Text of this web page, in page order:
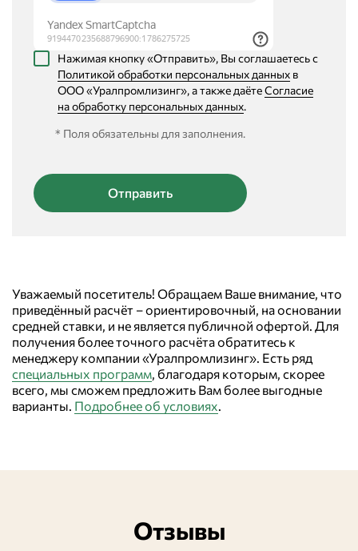
Нажимая кнопку «Отправить», Вы соглашаетесь с
Политикой обработки персональных данных
ООО «Уралпромлизинг», а также даётеСогласие
на обработку персональных данных.
* Поля обязательны для заполнения.
Уважаемый посетитель! Обращаем Ваше внимание, что
приведённый расчёт – ориентировочный, на основании
средней ставки, и не является публичной офертой. Для
получения более точного расчёта обратитесь к
менеджеру компании «Уралпромлизинг». Есть ряд
специальных программ, благодаря которым, скорее
всего, мы сможем предложить Вам более выгодные
варианты.
Подробнее об условиях.
Отзывы